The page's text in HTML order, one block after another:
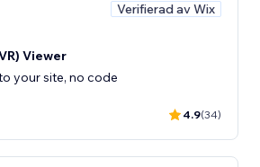
Verifierad av Wix
Viewer
your site, no code
4.9(34)